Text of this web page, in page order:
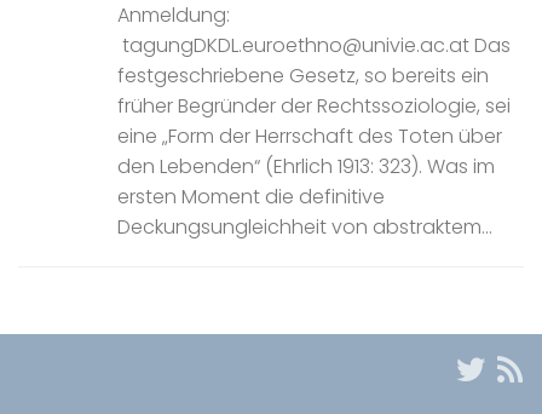
Anmeldung:
tagungDKDL.euroethno@univie.ac.at Das
festgeschriebene Gesetz, so bereits ein
früher Begründer der Rechtssoziologie, sei
eine „Form der Herrschaft des Toten über
den Lebenden“ (Ehrlich 1913: 323). Was im
ersten Moment die definitive
Deckungsungleichheit von abstraktem...